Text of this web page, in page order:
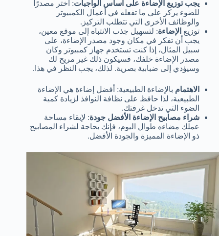
يجب توزيع الإضاءة على أساس الواجبات: اختر مصدرًا
للضوء يركز على ما تفعله في أعمال الكمبيوتر
والوظائف الأخرى التي تتطلب التركيز.
توزيع الإضاءة: لتسهيل جذب الانتباه إلى موقع معين،
يجب أن تفكر في مكان وجود مصدر الإضاءة، على
سبيل المثال، إذا كنت تستخدم جهاز كمبيوتر وكان
مصدر الإضاءة خلفك، فسيكون ذلك غير مريح لك
وسيؤدي إلى ضبابية بصرية. لذلك، يجب النظر في هذا.
الاهتمام بالإضاءة الطبيعية: أفضل إضاءة هي الإضاءة
الطبيعية، لذا حافظ على نظافة النوافذ لزيادة كمية
الضوء التي تدخل غرفتك.
شراء مصابيح الإضاءة الأفضل جودة: لإبقاء مساحة
عملك مضاءه طوال اليوم، فإنك بحاجة لشراء المصابيح
ذو الإضاءة المميزة والجودة الأفضل.